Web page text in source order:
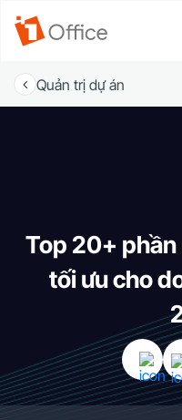
Quản trị dự án
Top 20+ phần
tối ưu cho